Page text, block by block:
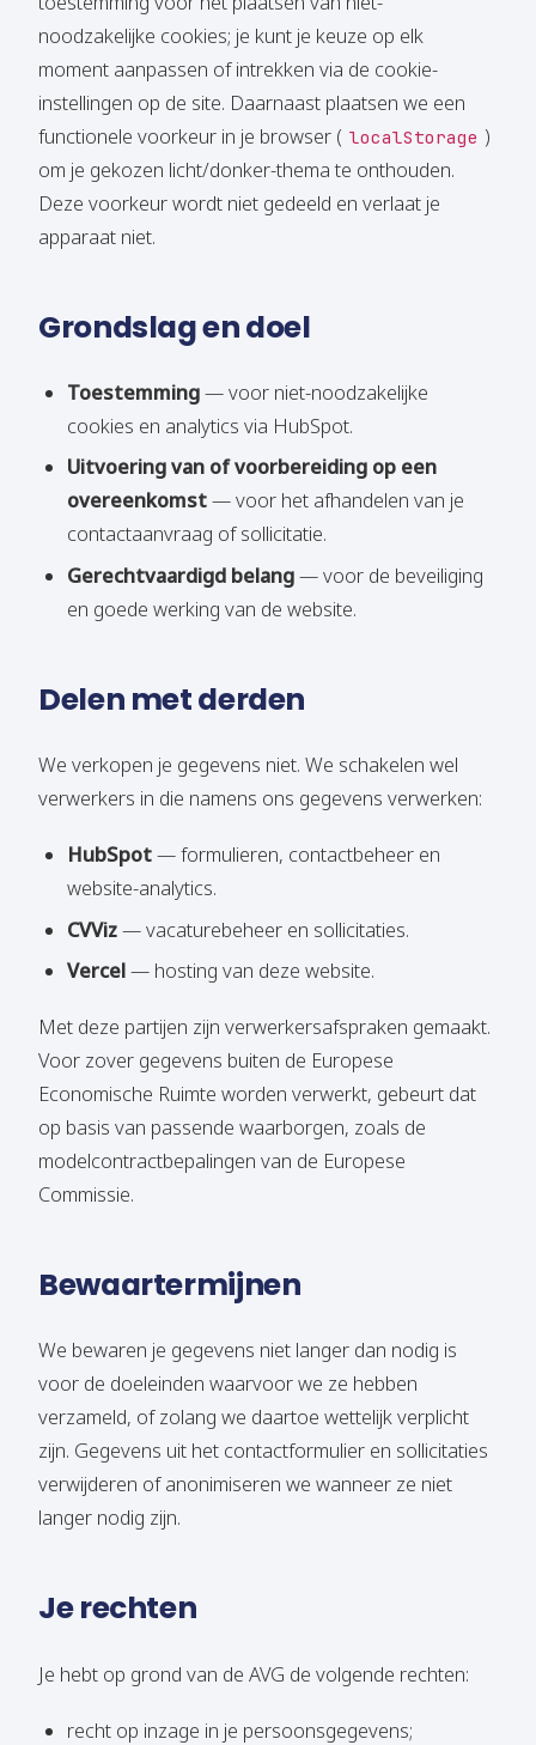
noodzakelijke cookies; je kunt je keuze op elk
moment aanpassen of intrekken via de cookie-
instellingen op de site. Daarnaast plaatsen we een
functionele voorkeur in je browser ( localStorage )
om je gekozen licht/donker-thema te onthouden.
Deze voorkeur wordt niet gedeeld en verlaat je
apparaat niet.
Grondslag en doel
Toestemming— voor niet-noodzakelijke
cookies en analytics via HubSpot.
Uitvoering van of voorbereiding op een
overeenkomst— voor het afhandelen van je
contactaanvraag of sollicitatie.
Gerechtvaardigd belang— voor de beveiliging
en goede werking van de website.
Delen met derden
We verkopen je gegevens niet. We schakelen wel
verwerkers in die namens ons gegevens verwerken:
HubSpot— formulieren, contactbeheer en
website-analytics.
CVViz— vacaturebeheer en sollicitaties.
Vercel— hosting van deze website.
Met deze partijen zijn verwerkersafspraken gemaakt.
Voor zover gegevens buiten de Europese
Economische Ruimte worden verwerkt, gebeurt dat
op basis van passende waarborgen, zoals de
modelcontractbepalingen van de Europese
Commissie.
Bewaartermijnen
We bewaren je gegevens niet langer dan nodig is
voor de doeleinden waarvoor we ze hebben
verzameld, of zolang we daartoe wettelijk verplicht
zijn. Gegevens uit het contactformulier en sollicitaties
verwijderen of anonimiseren we wanneer ze niet
langer nodig zijn.
Je rechten
Je hebt op grond van de AVG de volgende rechten:
recht op inzage in je persoonsgegevens;